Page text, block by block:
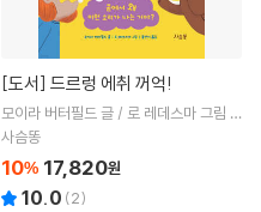
[도서] 드르렁 에취 꺼억!
모이라 버터필드 글 / 로 레데스마 그림 /
홍연미 역
사슴똥
10% 17,820원
10.0 (2)